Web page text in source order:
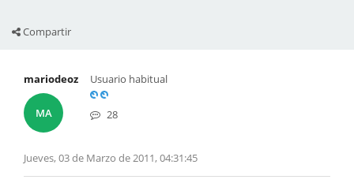
Compartir
mariodeoz
MA
Usuario habitual
28
Jueves, 03 de Marzo de 2011, 04:31:45